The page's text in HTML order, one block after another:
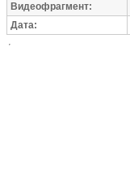
Видеофрагмент:
Дата: